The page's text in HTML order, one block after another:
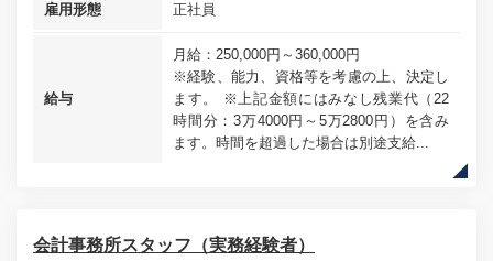
雇用形態 正社員
給与
月給：250,000円～360,000円
※経験、能力、資格等を考慮の上、決定し
ます。 ※上記金額にはみなし残業代（22
時間分：3万4000円～5万2800円）を含み
ます。時間を超過した場合は別途支給...
会計事務所スタッフ（実務経験者）